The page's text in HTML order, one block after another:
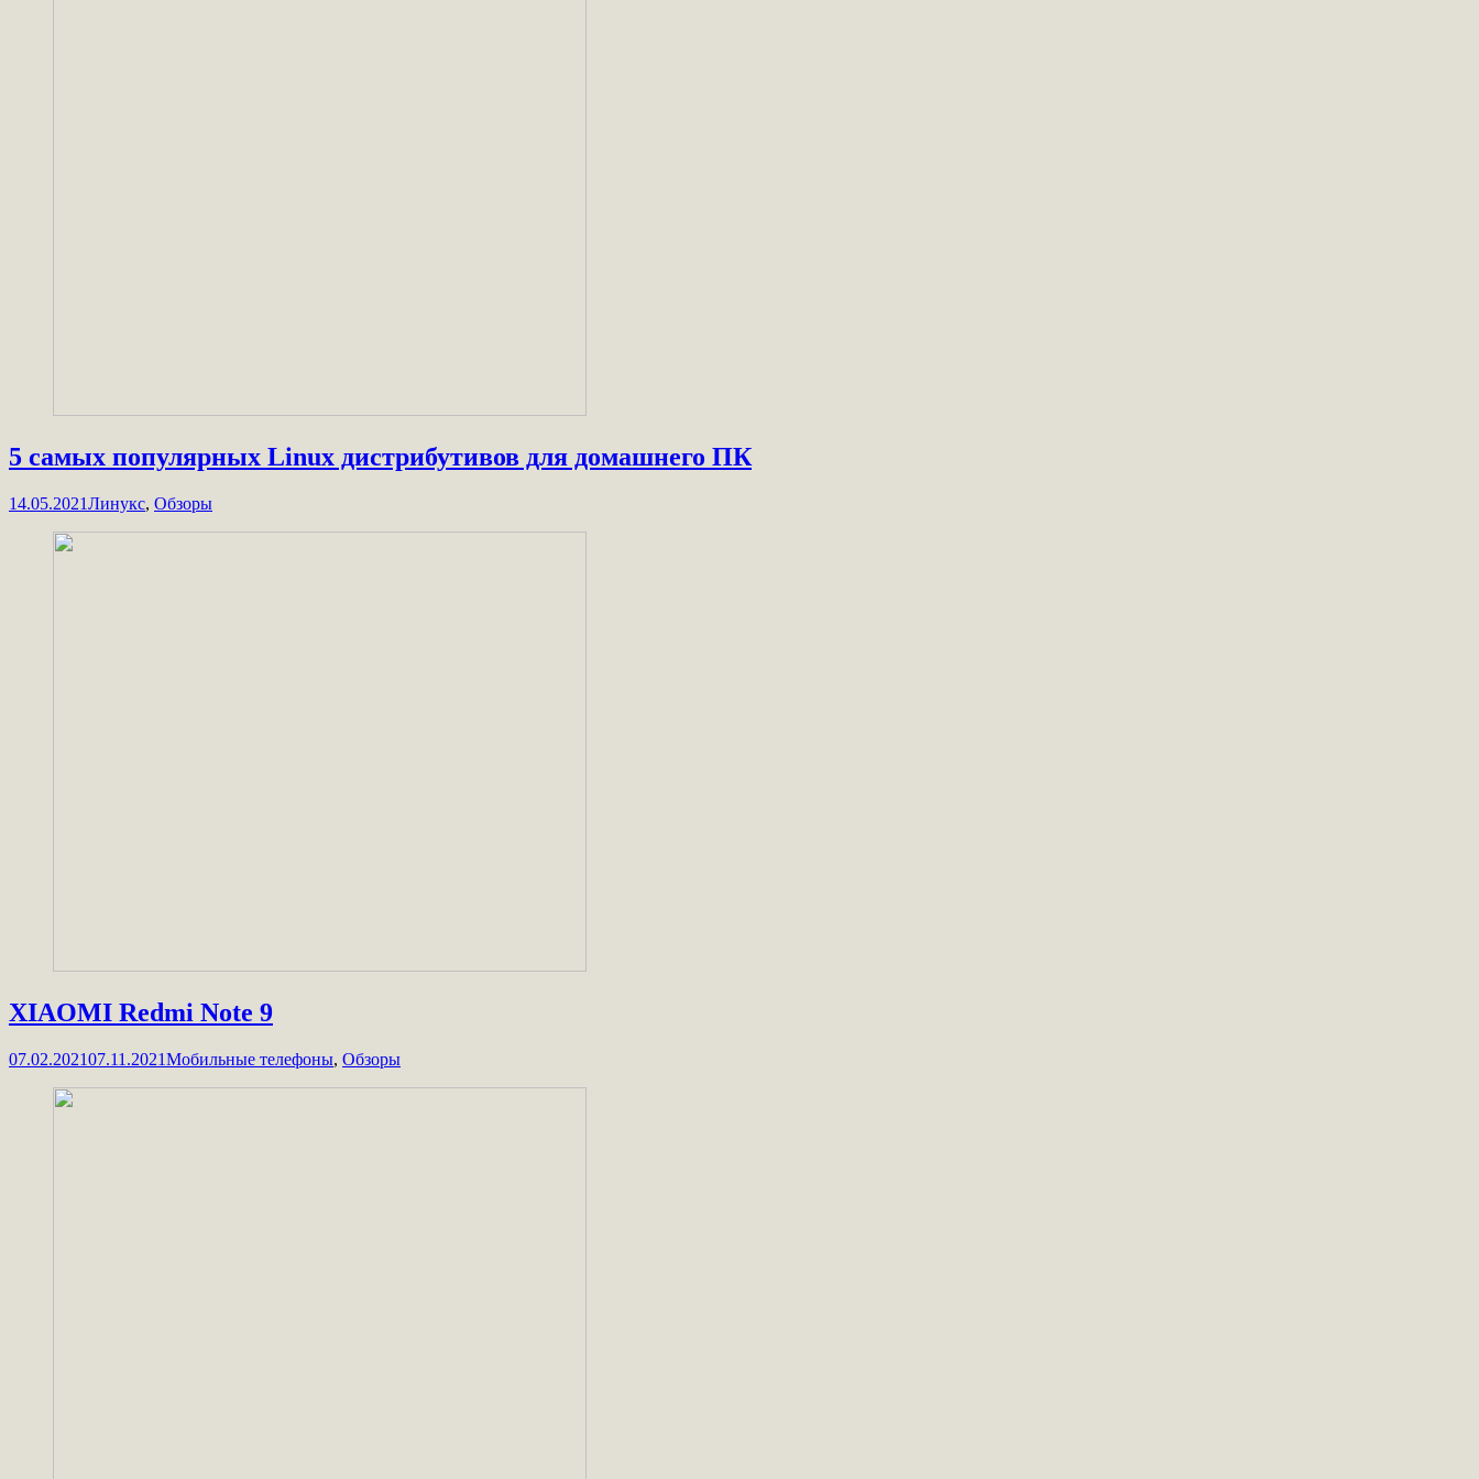
5 самых популярных Linux дистрибутивов для домашнего ПК
14.05.2021Линукс, Обзоры
XIAOMI Redmi Note 9
07.02.202107.11.2021Мобильные телефоны, Обзоры